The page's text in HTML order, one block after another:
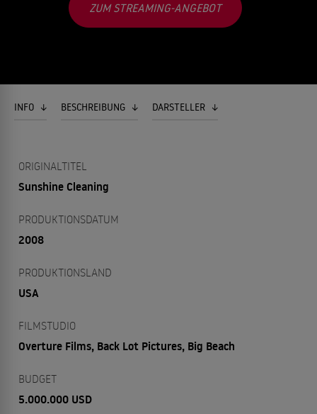
ZUM STREAMING-ANGEBOT
INFO BESCHREIBUNG DARSTELLER
ORIGINALTITEL
Sunshine Cleaning
PRODUKTIONSDATUM
2008
PRODUKTIONSLAND
USA
FILMSTUDIO
Overture Films, Back Lot Pictures, Big Beach
BUDGET
5.000.000 USD